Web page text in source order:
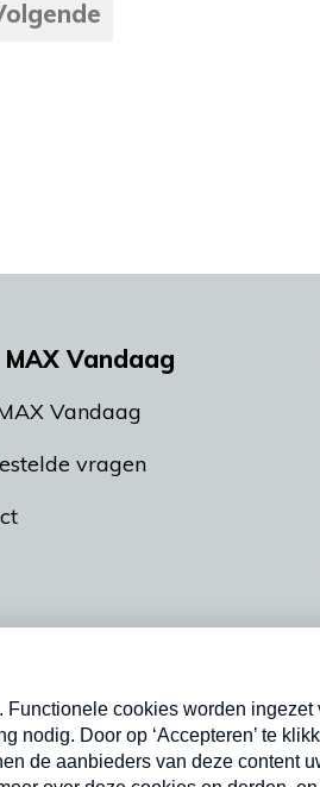
MAX Vandaag
Vandaag
vragen